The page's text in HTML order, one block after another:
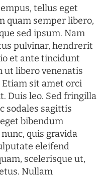
tellus eget
quam semper libero,
sed ipsum. Nam
pulvinar, hendrerit
et ante tincidunt
ut libero venenatis
sit amet orci
Duis leo. Sed fringilla
sodales sagittis
bibendum
quis gravida
eleifend
scelerisque ut,
Nullam